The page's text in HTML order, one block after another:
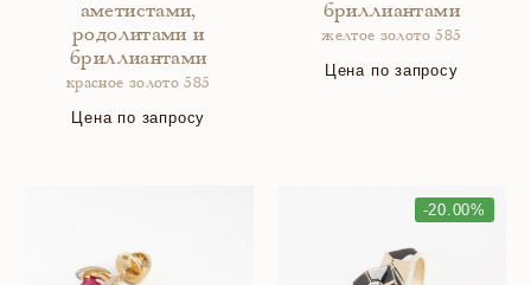
аметистами,
родолитами и
бриллиантами
красное золото 585
Цена по запросу
бриллиантами
желтое золото 585
Цена по запросу
-20.00%